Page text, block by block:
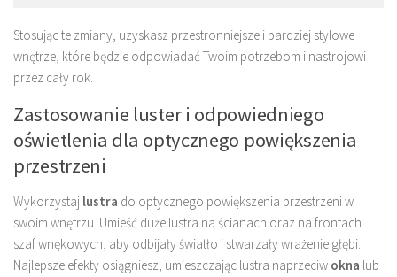
Stosując te zmiany, uzyskasz przestronniejsze i bardziej stylowe
wnętrze, które będzie odpowiadać Twoim potrzebom i nastrojowi
przez cały rok.
Zastosowanie luster i odpowiedniego
oświetlenia dla optycznego powiększenia
przestrzeni
Wykorzystaj lustra do optycznego powiększenia przestrzeni w
swoim wnętrzu. Umieść duże lustra na ścianach oraz na frontach
szaf wnękowych, aby odbijały światło i stwarzały wrażenie głębi.
Najlepsze efekty osiągniesz, umieszczając lustra naprzeciw okna lub